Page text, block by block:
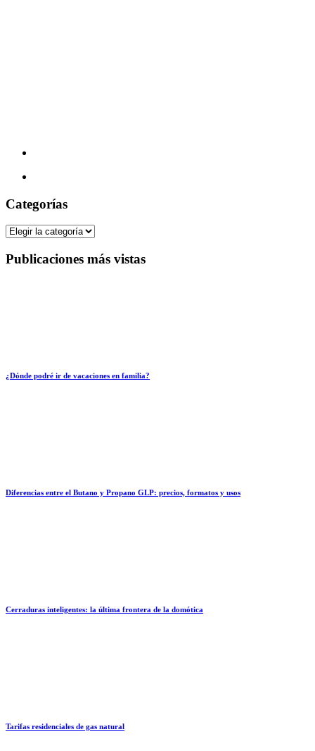
Categorías
Categorías
Publicaciones más vistas
¿Dónde podré ir de vacaciones en familia?
Diferencias entre el Butano y Propano GLP: precios, formatos y usos
Cerraduras inteligentes: la última frontera de la domótica
Tarifas residenciales de gas natural